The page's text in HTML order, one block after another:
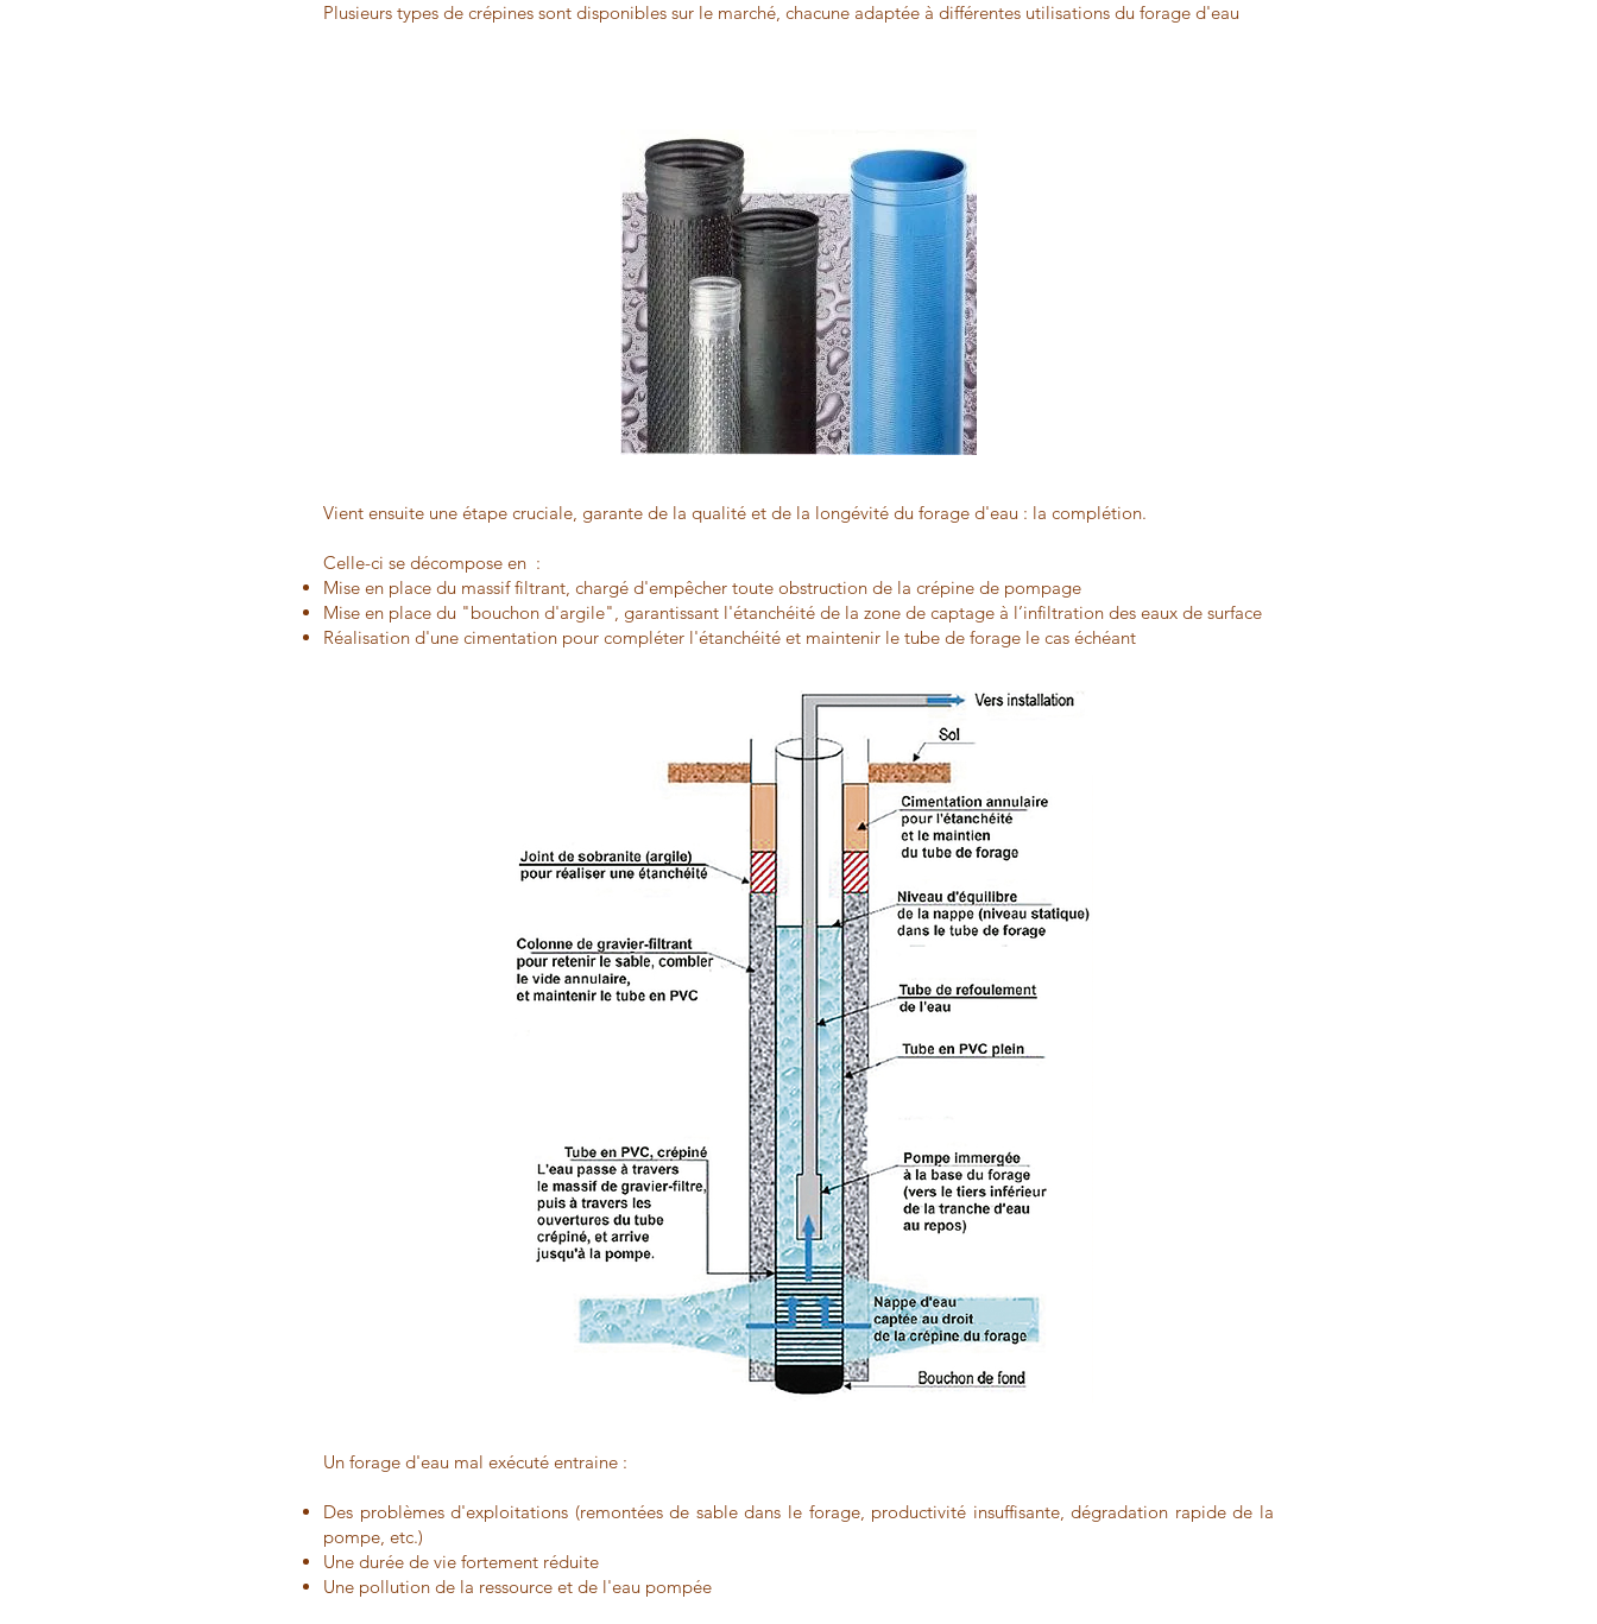
Plusieurs types de crépines sont disponibles sur le marché, chacune adaptée à différentes utilisations du forage d'eau
Vient ensuite une étape cruciale, garante de la qualité et de la longévité du forage d'eau : la complétion.
Celle-ci se décompose en :
Mise en place du massif filtrant, chargé d'empêcher toute obstruction de la crépine de pompage
Mise en place du "bouchon d'argile", garantissant l'étanchéité de la zone de captage à l’infiltration des eaux de surface
Réalisation d'une cimentation pour compléter l'étanchéité et maintenir le tube de forage le cas échéant
Un forage d'eau mal exécuté entraine :
Des problèmes d'exploitations (remontées de sable dans le forage, productivité insuffisante, dégradation rapide de la
pompe, etc.)
Une durée de vie fortement réduite
Une pollution de la ressource et de l'eau pompée